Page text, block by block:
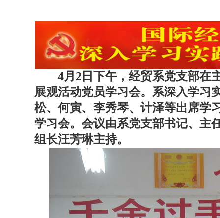
4月2日下午，经贸系党支部在主
展观活动党员学习会。系深入学习
松、何寅、李秀琴、计泽等出席学
学习会。会议由系党支部书记、主
组长汪芳琳主持。